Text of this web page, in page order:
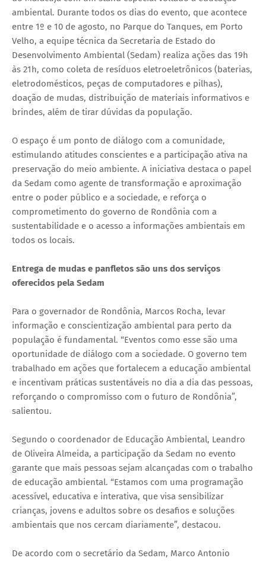
ambiental. Durante todos os dias do evento, que acontece
entre 1º e 10 de agosto, no Parque do Tanques, em Porto
Velho, a equipe técnica da Secretaria de Estado do
Desenvolvimento Ambiental (Sedam) realiza ações das 19h
às 21h, como coleta de resíduos eletroeletrônicos (baterias,
eletrodomésticos, peças de computadores e pilhas),
doação de mudas, distribuição de materiais informativos e
brindes, além de tirar dúvidas da população.
O espaço é um ponto de diálogo com a comunidade,
estimulando atitudes conscientes e a participação ativa na
preservação do meio ambiente. A iniciativa destaca o papel
da Sedam como agente de transformação e aproximação
entre o poder público e a sociedade, e reforça o
comprometimento do governo de Rondônia com a
sustentabilidade e o acesso a informações ambientais em
todos os locais.
Entrega de mudas e panfletos são uns dos serviços
oferecidos pela Sedam
Para o governador de Rondônia, Marcos Rocha, levar
informação e conscientização ambiental para perto da
população é fundamental. “Eventos como esse são uma
oportunidade de diálogo com a sociedade. O governo tem
trabalhado em ações que fortalecem a educação ambiental
e incentivam práticas sustentáveis no dia a dia das pessoas,
reforçando o compromisso com o futuro de Rondônia”,
salientou.
Segundo o coordenador de Educação Ambiental, Leandro
de Oliveira Almeida, a participação da Sedam no evento
garante que mais pessoas sejam alcançadas com o trabalho
de educação ambiental. “Estamos com uma programação
acessível, educativa e interativa, que visa sensibilizar
crianças, jovens e adultos sobre os desafios e soluções
ambientais que nos cercam diariamente”, destacou.
De acordo com o secretário da Sedam, Marco Antonio